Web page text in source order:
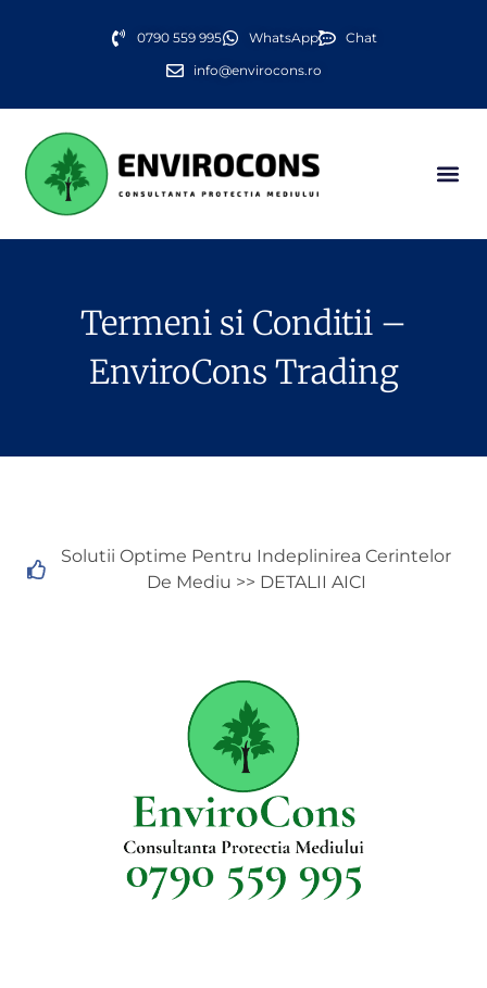
0790 559 995 WhatsApp
Chat
info@envirocons.ro
Termeni si Conditii –
EnviroCons Trading
Solutii Optime Pentru Indeplinirea Cerintelor
De Mediu >> DETALII AICI